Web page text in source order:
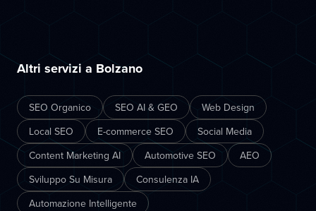
Altri servizi a Bolzano
SEO Organico SEO AI & GEO
Web Design
Local SEO
E-commerce SEO
Social Media
Content Marketing AI
Automotive SEO
AEO
Sviluppo Su Misura
Consulenza IA
Automazione Intelligente